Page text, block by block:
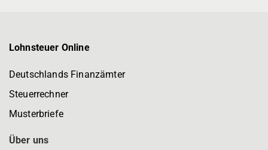
Lohnsteuer Online
Deutschlands Finanzämter
Steuerrechner
Musterbriefe
Über uns